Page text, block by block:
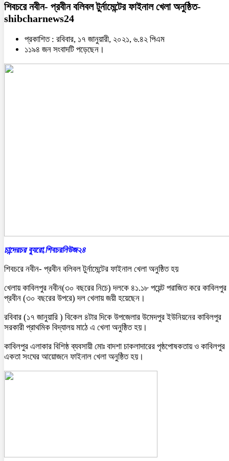
শিবচরে নবীন- প্রবীন বলিবল টুর্নামেন্টের ফাইনাল খেলা অনুষ্ঠিত-
shibcharnews24
প্রকাশিত : রবিবার, ১৭ জানুয়ারী, ২০২১, ৬.৪২ পিএম
১১৯৪ জন সংবাদটি পড়েছেন।
চান্দেরচর ব্যুরো,শিবচরনিউজ২৪
শিবচরে নবীন- প্রবীন বলিবল টুর্নামেন্টের ফাইনাল খেলা অনুষ্ঠিত হয়
খেলায় কাবিলপুর নবীন(৩০ বছরের নিচে) দলকে ৪১.১৮ পয়েন্ট পরাজিত করে কাবিলপুর
প্রবীন (৩০ বছরের উপরে) দল খেলায় জয়ী হয়েছেন।
রবিবার (১৭ জানুয়ারি ) বিকেল ৪টার দিকে উপজেলার উমেদপুর ইউনিয়নের কাবিলপুর
সরকারী প্রাথমিক বিদ্যালয় মাঠে এ খেলা অনুষ্ঠিত হয়।
কাবিলপুর এলাকার বিশিষ্ঠ ব্যবসায়ী মোঃ বাদশা চাকলাদারের পৃষ্ঠপোষকতায় ও কাবিলপুর
একতা সংঘের আয়োজনে ফাইনাল খেলা অনুষ্ঠিত হয়।